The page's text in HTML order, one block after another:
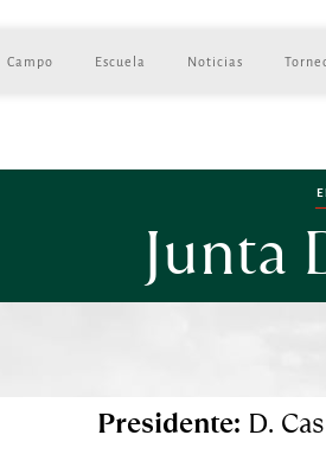
Campo Escuela Noticias
Junta
Presidente: D.